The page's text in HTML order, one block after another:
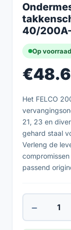
40/
Op voorraad
€
Het FELCO
21, 23 en
gehard staal
Verleng de
passend
−